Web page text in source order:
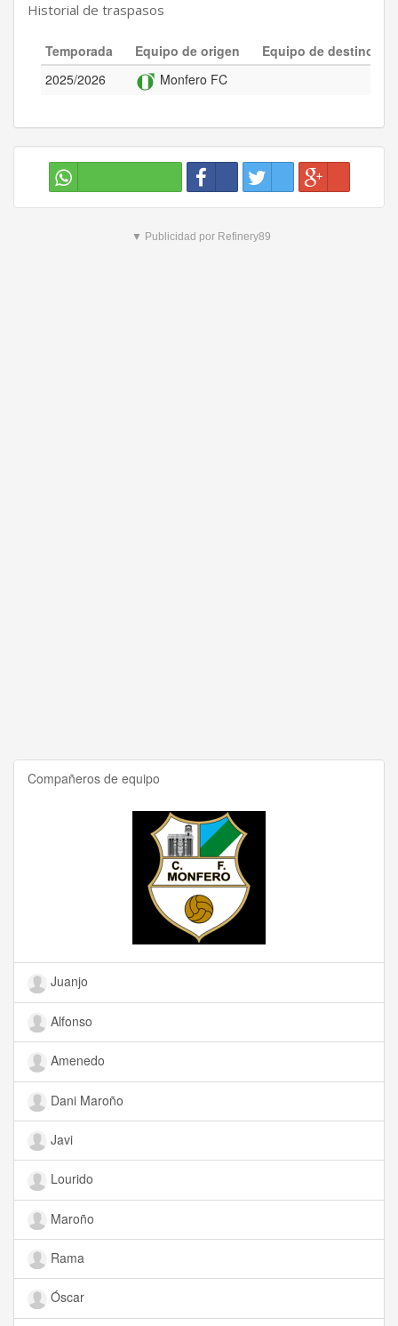
Historial de traspasos
Temporada Equipo de origen Equipo de destino
2025/2026
Monfero FC
▼ Publicidad por Refinery89
Compañeros de equipo
Juanjo
Alfonso
Amenedo
Dani Maroño
Javi
Lourido
Maroño
Rama
Óscar